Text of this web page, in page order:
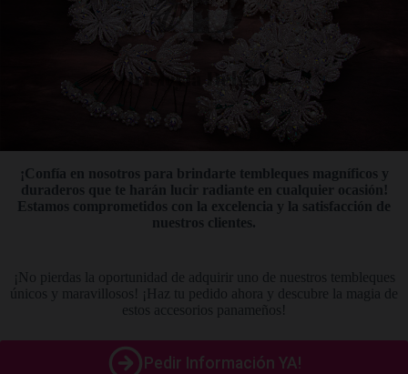
¡Confía en nosotros para brindarte tembleques magníficos y
duraderos que te harán lucir radiante en cualquier ocasión!
Estamos comprometidos con la excelencia y la satisfacción de
nuestros clientes.
¡No pierdas la oportunidad de adquirir uno de nuestros tembleques
únicos y maravillosos! ¡Haz tu pedido ahora y descubre la magia de
estos accesorios panameños!
Pedir Información YA!